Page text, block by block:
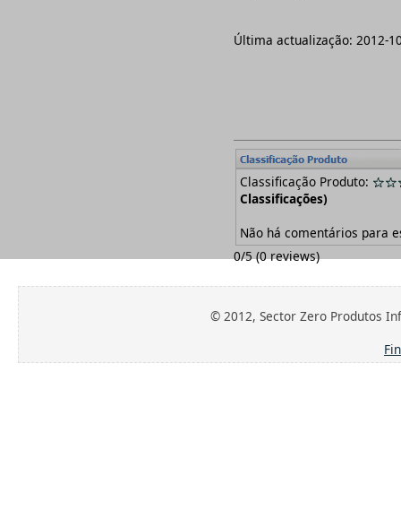
Última actualização: 2012-
Classificação Produto:
Classificações)
Não há comentários para
0/5(0reviews)
© 2012, Sector Zero Produtos